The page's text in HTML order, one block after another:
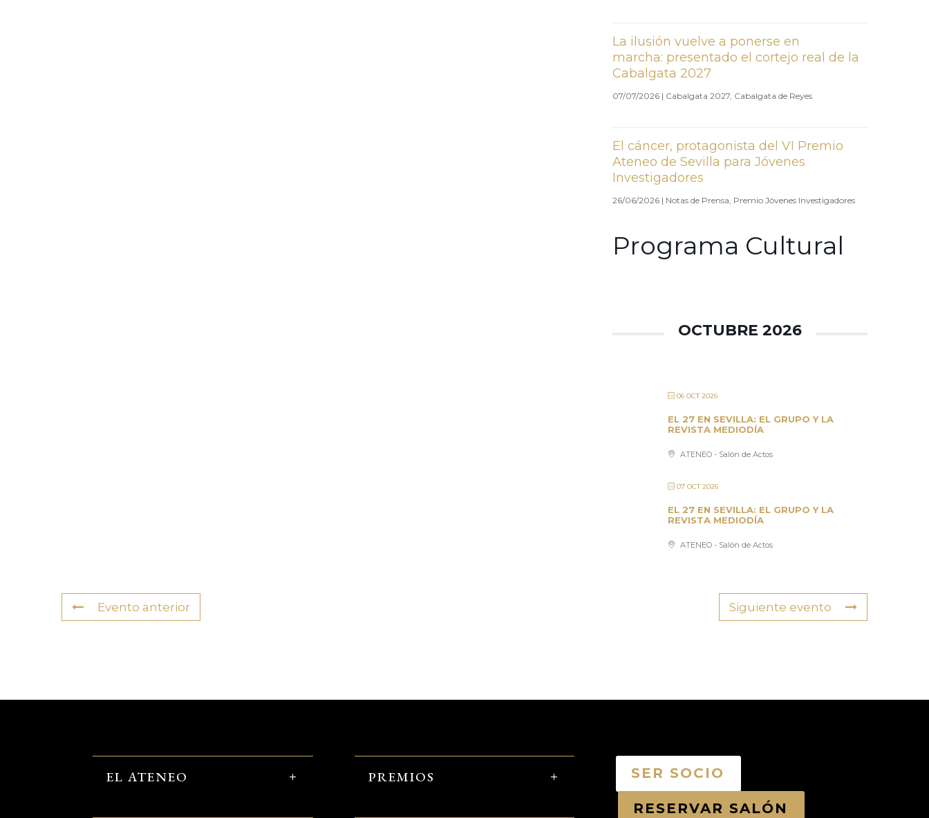
La ilusión vuelve a ponerse en
marcha: presentado el cortejo real de la
Cabalgata 2027
07/07/2026 | Cabalgata 2027, Cabalgata de Reyes
El cáncer, protagonista del VI Premio
Ateneo de Sevilla para Jóvenes
Investigadores
26/06/2026 | Notas de Prensa, Premio Jóvenes Investigadores
Programa Cultural
OCTUBRE 2026
06 OCT 2026
EL 27 EN SEVILLA: EL GRUPO Y LA
REVISTA MEDIODÍA
ATENEO - Salón de Actos
07 OCT 2026
EL 27 EN SEVILLA: EL GRUPO Y LA
REVISTA MEDIODÍA
ATENEO - Salón de Actos
Evento anterior Siguiente evento
EL ATENEO PREMIOS SER SOCIO
RESERVAR SALÓN